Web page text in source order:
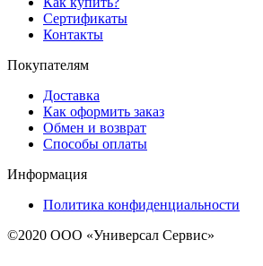
Сертификаты
Контакты
Покупателям
Доставка
Как оформить заказ
Обмен и возврат
Способы оплаты
Информация
Политика конфиденциальности
©2020 ООО «Универсал Сервис»